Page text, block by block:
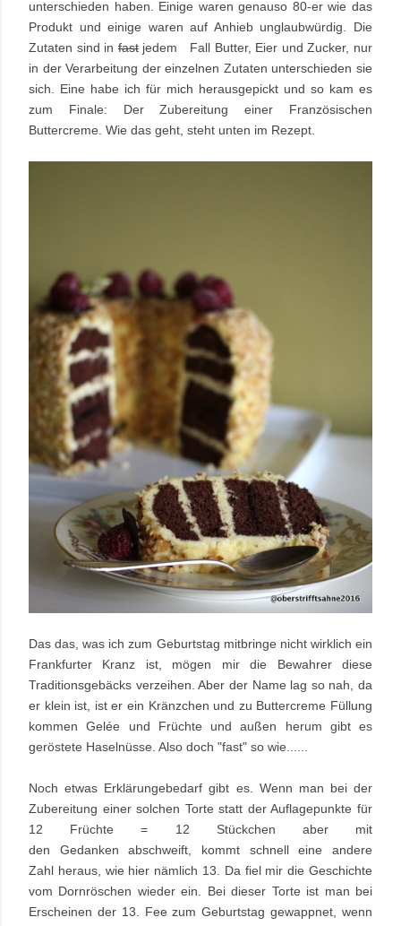
unterschieden haben. Einige waren genauso 80-er wie das
Produkt und einige waren auf Anhieb unglaubwürdig. Die
Zutaten sind infastjedem Fall Butter, Eier und Zucker, nur
in der Verarbeitung der einzelnen Zutaten unterschieden sie
sich. Eine habe ich für mich herausgepickt und so kam es
zum Finale: Der Zubereitung einer Französischen
Buttercreme. Wie das geht, steht unten im Rezept.
Das das, was ich zum Geburtstag mitbringe nicht wirklich ein
Frankfurter Kranz ist, mögen mir die Bewahrer diese
Traditionsgebäcks verzeihen. Aber der Name lag so nah, da
er klein ist, ist er ein Kränzchen und zu Buttercreme Füllung
kommen Gelée und Früchte und außen herum gibt es
geröstete Haselnüsse. Also doch "fast" so wie......
Noch etwas Erklärungebedarf gibt es. Wenn man bei der
Zubereitung einer solchen Torte statt der Auflagepunkte für
12 Früchte = 12 Stückchen aber mit
den Gedanken abschweift, kommt schnell eine andere
Zahl heraus, wie hier nämlich 13. Da fiel mir die Geschichte
vom Dornröschen wieder ein. Bei dieser Torte ist man bei
Erscheinen der 13. Fee zum Geburtstag gewappnet, wenn